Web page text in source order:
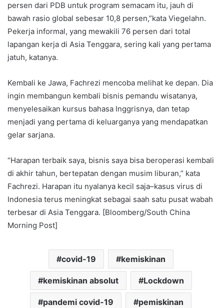
persen dari PDB untuk program semacam itu, jauh di
bawah rasio global sebesar 10,8 persen,”kata Viegelahn.
Pekerja informal, yang mewakili 76 persen dari total
lapangan kerja di Asia Tenggara, sering kali yang pertama
jatuh, katanya.
Kembali ke Jawa, Fachrezi mencoba melihat ke depan. Dia
ingin membangun kembali bisnis pemandu wisatanya,
menyelesaikan kursus bahasa Inggrisnya, dan tetap
menjadi yang pertama di keluarganya yang mendapatkan
gelar sarjana.
“Harapan terbaik saya, bisnis saya bisa beroperasi kembali
di akhir tahun, bertepatan dengan musim liburan,” kata
Fachrezi. Harapan itu nyalanya kecil saja–kasus virus di
Indonesia terus meningkat sebagai saah satu pusat wabah
terbesar di Asia Tenggara. [Bloomberg/South China
Morning Post]
covid-19 kemiskinan
kemiskinan absolut Lockdown
pandemi covid-19 pemiskinan